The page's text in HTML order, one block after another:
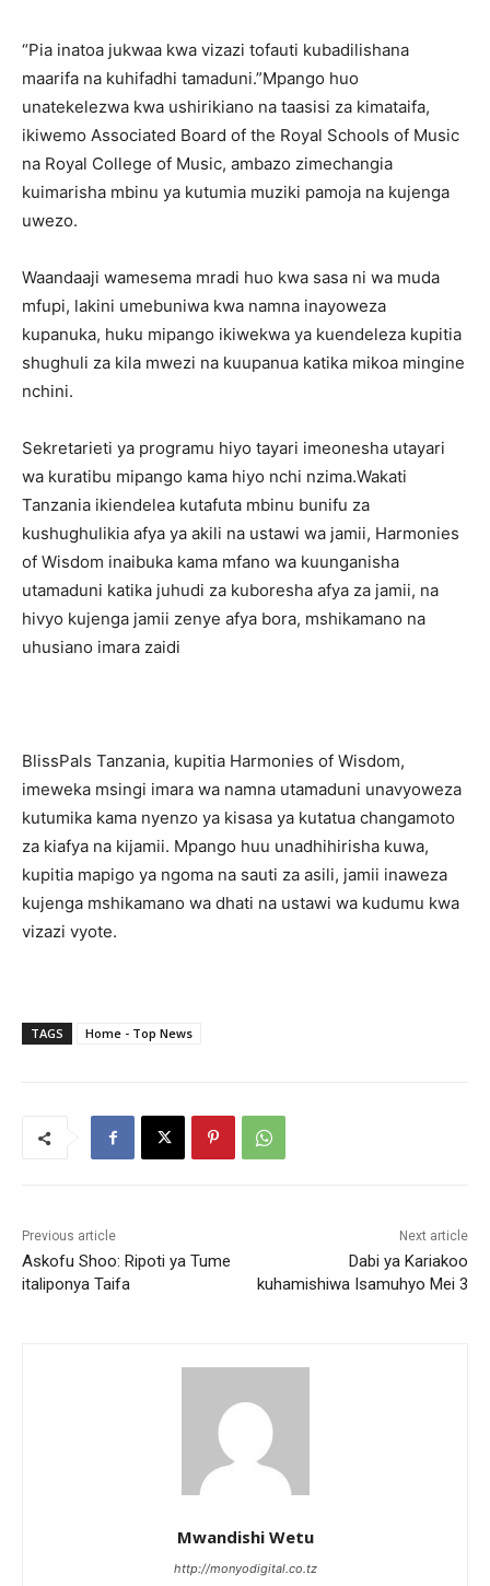
“Pia inatoa jukwaa kwa vizazi tofauti kubadilishana
maarifa na kuhifadhi tamaduni.”‎‎Mpango huo
unatekelezwa kwa ushirikiano na taasisi za kimataifa,
ikiwemo Associated Board of the Royal Schools of Music
na Royal College of Music, ambazo zimechangia
kuimarisha mbinu ya kutumia muziki pamoja na kujenga
uwezo.‎‎
Waandaaji wamesema mradi huo kwa sasa ni wa muda
mfupi, lakini umebuniwa kwa namna inayoweza
kupanuka, huku mipango ikiwekwa ya kuendeleza kupitia
shughuli za kila mwezi na kuupanua katika mikoa mingine
nchini.
Sekretarieti ya programu hiyo tayari imeonesha utayari
wa kuratibu mipango kama hiyo nchi nzima.‎‎Wakati
Tanzania ikiendelea kutafuta mbinu bunifu za
kushughulikia afya ya akili na ustawi wa jamii, Harmonies
of Wisdom inaibuka kama mfano wa kuunganisha
utamaduni katika juhudi za kuboresha afya za jamii, na
hivyo kujenga jamii zenye afya bora, mshikamano na
uhusiano imara zaidi
‎BlissPals Tanzania, kupitia Harmonies of Wisdom,
imeweka msingi imara wa namna utamaduni unavyoweza
kutumika kama nyenzo ya kisasa ya kutatua changamoto
za kiafya na kijamii. Mpango huu unadhihirisha kuwa,
kupitia mapigo ya ngoma na sauti za asili, jamii inaweza
kujenga mshikamano wa dhati na ustawi wa kudumu kwa
vizazi vyote.
TAGS Home - Top News
Previous article
Askofu Shoo: Ripoti ya Tume
italiponya Taifa
Next article
Dabi ya Kariakoo
kuhamishiwa Isamuhyo Mei 3
Mwandishi Wetu
http://monyodigital.co.tz